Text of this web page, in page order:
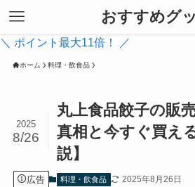
おすすめグ
＼ ポイント最大11倍！ ／
ホーム 料理・飲食品
丸上食品餃子の販
真相と今すぐ買え
説】
2025
8/26
広告 料理・飲食品 2025年8月26日